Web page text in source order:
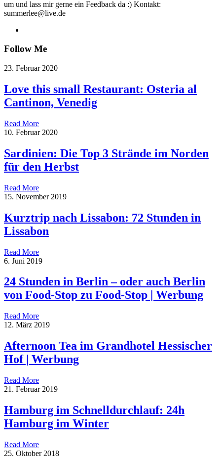
um und lass mir gerne ein Feedback da :) Kontakt:
summerlee@live.de
Follow Me
23. Februar 2020
Love this small Restaurant: Osteria al
Cantinon, Venedig
Read More
10. Februar 2020
Sardinien: Die Top 3 Strände im Norden
für den Herbst
Read More
15. November 2019
Kurztrip nach Lissabon: 72 Stunden in
Lissabon
Read More
6. Juni 2019
24 Stunden in Berlin – oder auch Berlin
von Food-Stop zu Food-Stop | Werbung
Read More
12. März 2019
Afternoon Tea im Grandhotel Hessischer
Hof | Werbung
Read More
21. Februar 2019
Hamburg im Schnelldurchlauf: 24h
Hamburg im Winter
Read More
25. Oktober 2018